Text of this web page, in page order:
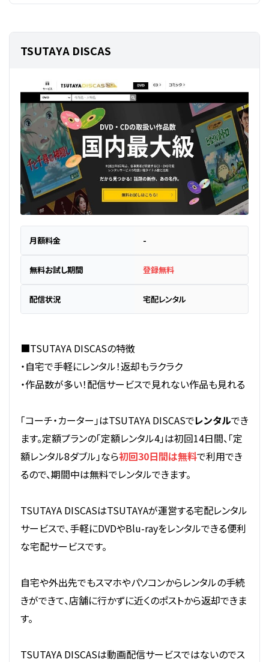
TSUTAYA DISCAS
月額料金 -
無料お試し期間 登録無料
配信状況 宅配レンタル
■TSUTAYA DISCASの特徴
・自宅で手軽にレンタル！返却もラクラク
・作品数が多い！配信サービスで見れない作品も見れる
「コーチ・カーター」はTSUTAYA DISCASでレンタルでき
ます。定額プランの「定額レンタル4」は初回14日間、「定
額レンタル8ダブル」なら初回30日間は無料で利用でき
るので、期間中は無料でレンタルできます。
TSUTAYA DISCASはTSUTAYAが運営する宅配レンタル
サービスで、手軽にDVDやBlu-rayをレンタルできる便利
な宅配サービスです。
自宅や外出先でもスマホやパソコンからレンタルの手続
きができて、店舗に行かずに近くのポストから返却できま
す。
TSUTAYA DISCASは動画配信サービスではないのでス